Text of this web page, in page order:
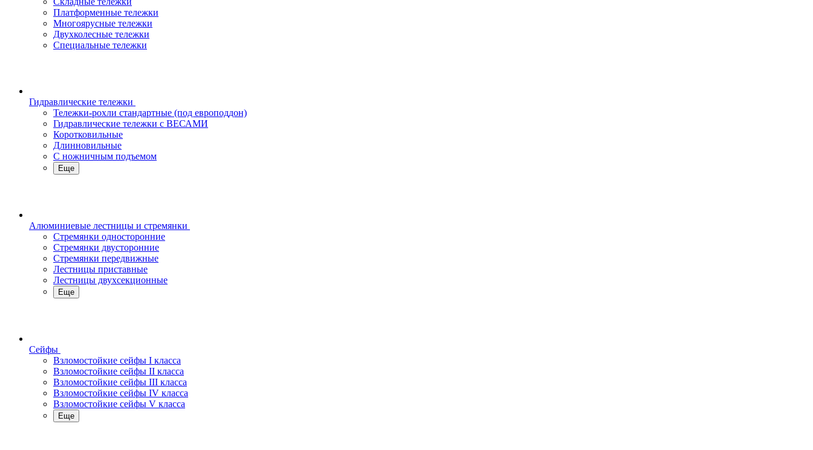
Платформенные тележки
Многоярусные тележки
Двухколесные тележки
Специальные тележки
Гидравлические тележки
Тележки-рохли стандартные (под европоддон)
Гидравлические тележки с ВЕСАМИ
Коротковильные
Длинновильные
С ножничным подъемом
Еще
Алюминиевые лестницы и стремянки
Стремянки односторонние
Стремянки двусторонние
Стремянки передвижные
Лестницы приставные
Лестницы двухсекционные
Еще
Сейфы
Взломостойкие сейфы I класса
Взломостойкие сейфы II класса
Взломостойкие сейфы III класса
Взломостойкие сейфы IV класса
Взломостойкие сейфы V класса
Еще